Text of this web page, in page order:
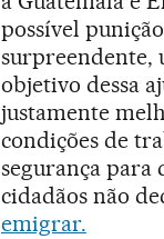
possível
surpreendente,
objetivo dessa
justamente
condições de
segurança para
cidadãos não
emigrar.